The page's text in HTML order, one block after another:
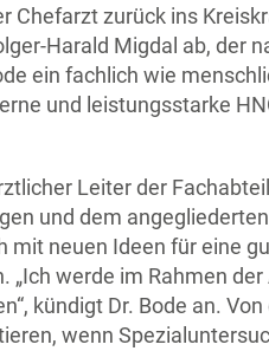
Chefarzt zurück ins
Harald Migdal ab, der
ein fachlich wie
und leistungsstarke
Leiter der
und dem
mit neuen Ideen für eine
werde im Rahmen
kündigt Dr. Bode an.
wenn